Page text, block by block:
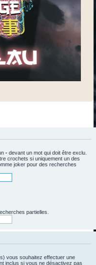
- devant un mot qui doit être exclu.
crochets si uniquement un des
joker pour des recherches
partielles.
vous souhaitez effectuer une
inclus si vous ne désactivez pas